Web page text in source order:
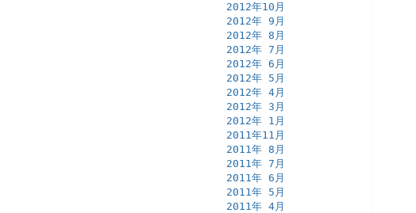
2012年10月
2012年 9月
2012年 8月
2012年 7月
2012年 6月
2012年 5月
2012年 4月
2012年 3月
2012年 1月
2011年11月
2011年 8月
2011年 7月
2011年 6月
2011年 5月
2011年 4月